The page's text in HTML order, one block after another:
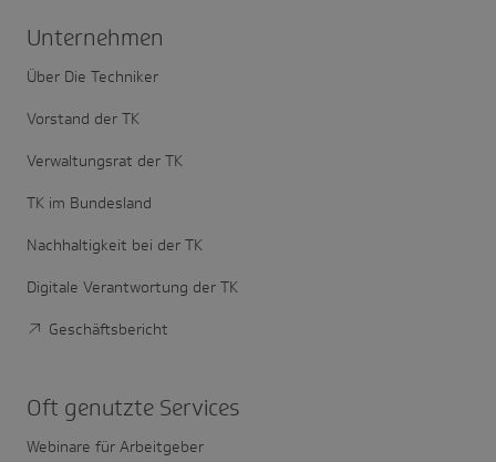
Unter­nehmen
Über Die Techniker
Vorstand der TK
Verwaltungsrat der TK
TK im Bundesland
Nachhaltigkeit bei der TK
Digitale Verantwortung der TK
Geschäftsbericht
Oft genutzte Services
Webinare für Arbeitgeber